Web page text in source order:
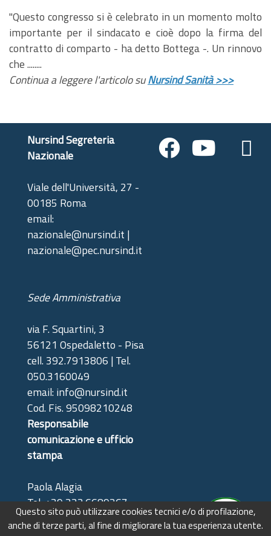
Questo sito può utilizzare cookies tecnici e/o di profilazione,
anche di terze parti, al fine di migliorare la tua esperienza utente.
"Questo congresso si è celebrato in un momento molto
importante per il sindacato e cioè dopo la firma del
contratto di comparto - ha detto Bottega -. Un rinnovo
che ........
Continua a leggere l'articolo suNursind Sanità >>>
Nursind Segreteria
Nazionale
Viale dell'Università, 27 -
00185 Roma
email:
nazionale@nursind.it |
nazionale@pec.nursind.it
Sede Amministrativa
via F. Squartini, 3
56121 Ospedaletto - Pisa
cell. 392.7913806 | Tel.
050.3160049
email: info@nursind.it
Cod. Fis. 95098210248
Responsabile
comunicazione e ufficio
stampa
Paola Alagia
Tel: +39 333.6689367
(solo riferimenti stampa)